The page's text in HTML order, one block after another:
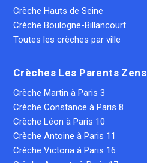
Crèche Hauts de Seine
Crèche Boulogne-Billancourt
Toutes les crèches par ville
Crèches Les Parents Zens
Crèche Martin à Paris 3
Crèche Constance à Paris 8
Crèche Léon à Paris 10
Crèche Antoine à Paris 11
Crèche Victoria à Paris 16